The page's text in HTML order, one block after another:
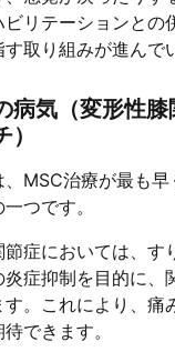
リテーションとの
取り組みが進んで
病気（変形性膝
MSC治療が最も早
つです。
症においては、す
症抑制を目的に、
。これにより、痛
できます。